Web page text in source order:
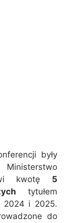
były
kwotę 5
tytułem
2024 i 2025.
do